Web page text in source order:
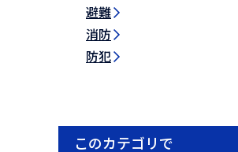
避難
消防
防犯
このカテゴリで